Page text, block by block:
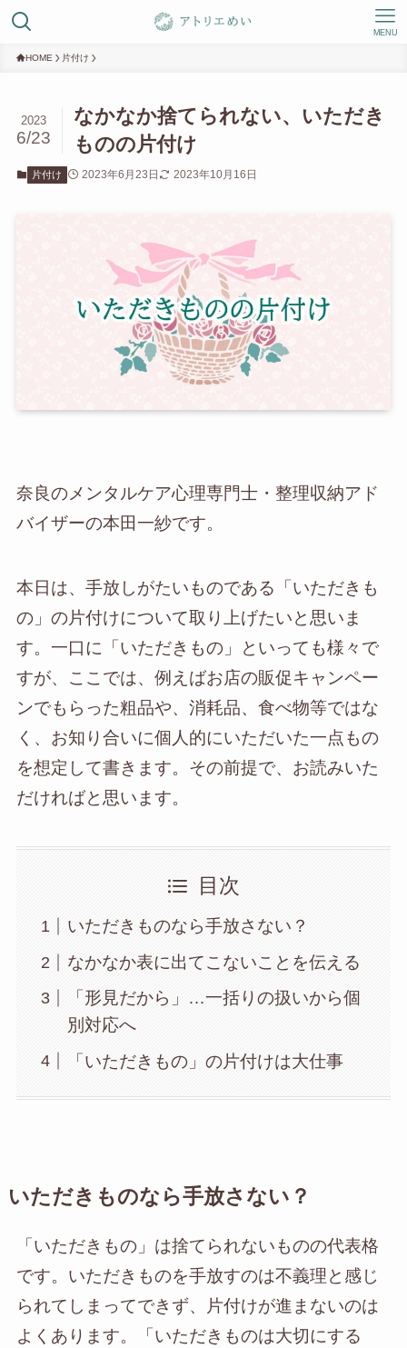
MENU
HOME 片付け
なかなか捨てられない、いただき
ものの片付け
2023
6/23
片付け 2023年6月23日 2023年10月16日
奈良のメンタルケア心理専門士・整理収納アド
バイザーの本田一紗です。
本日は、手放しがたいものである「いただきも
の」の片付けについて取り上げたいと思いま
す。一口に「いただきもの」といっても様々で
すが、ここでは、例えばお店の販促キャンペー
ンでもらった粗品や、消耗品、食べ物等ではな
く、お知り合いに個人的にいただいた一点もの
を想定して書きます。その前提で、お読みいた
だければと思います。
目次
いただきものなら手放さない？
なかなか表に出てこないことを伝える
「形見だから」…一括りの扱いから個
別対応へ
「いただきもの」の片付けは大仕事
いただきものなら手放さない？
「いただきもの」は捨てられないものの代表格
です。いただきものを手放すのは不義理と感じ
られてしまってできず、片付けが進まないのは
よくあります。「いただきものは大切にする